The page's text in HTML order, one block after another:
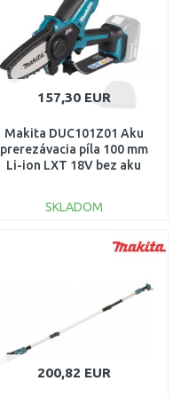
157,30 EUR
Makita DUC101Z01 Aku
prerezávacia píla 100 mm
Li-ion LXT 18V bez aku
SKLADOM
DO KOŠÍKA
200,82 EUR